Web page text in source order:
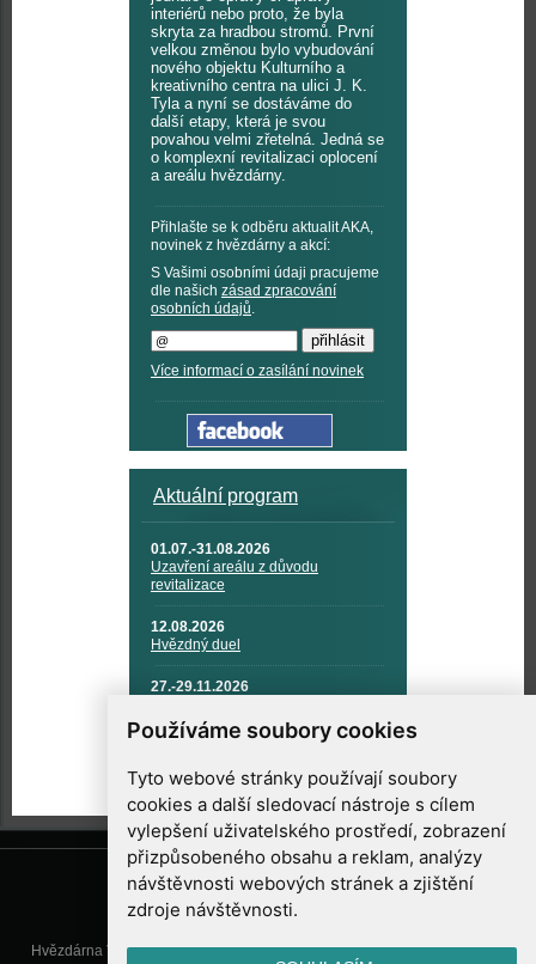
Používáme soubory cookies
Tyto webové stránky používají soubory
cookies a další sledovací nástroje s cílem
vylepšení uživatelského prostředí, zobrazení
přizpůsobeného obsahu a reklam, analýzy
návštěvnosti webových stránek a zjištění
zdroje návštěvnosti.
interiérů nebo proto, že byla
skryta za hradbou stromů. První
velkou změnou bylo vybudování
nového objektu Kulturního a
kreativního centra na ulici J. K.
Tyla a nyní se dostáváme do
další etapy, která je svou
povahou velmi zřetelná. Jedná se
o komplexní revitalizaci oplocení
a areálu hvězdárny.
Přihlašte se k odběru aktualit AKA,
novinek z hvězdárny a akcí:
S Vašimi osobními údaji pracujeme
dle našich zásad zpracování
osobních údajů.
Více informací o zasílání novinek
Aktuální program
01.07.-31.08.2026
Uzavření areálu z důvodu
revitalizace
12.08.2026
Hvězdný duel
27.-29.11.2026
TECHNIKA A KOSMICKÉ
TECHNOLOGIE
Hvězdárna Valašské Meziříčí, příspěvková organizace, Vsetínská 78, 757